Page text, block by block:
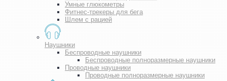
Умные глюкометры
Фитнес-трекеры для бега
Шлем с рацией
Наушники
Беспроводные наушники
Беспроводные полноразмерные наушники
Проводные наушники
Проводные полноразмерные наушники